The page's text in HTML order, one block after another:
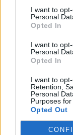
I want to
Personal
Opted In
I want to
Personal
Opted In
I want to
Retention,
Personal
Purposes for
Opted Out
Červnový
sportovních
Ondřej Dufek - 18. 5.
PŘÍBRAM – Čtyřicet
show i ohňostroj, to